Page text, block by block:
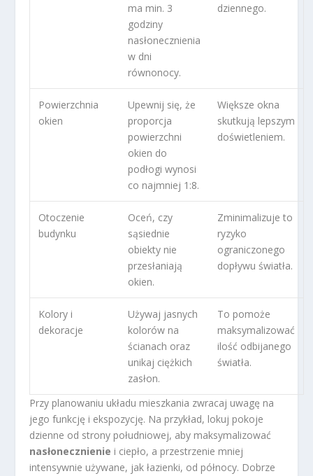
ma min. 3
godziny
nasłonecznienia
w dni
równonocy.
dziennego.
Powierzchnia
okien
Upewnij się, że
proporcja
powierzchni
okien do
podłogi wynosi
co najmniej 1:8.
Większe okna
skutkują lepszym
doświetleniem.
Otoczenie
budynku
Oceń, czy
sąsiednie
obiekty nie
przesłaniają
okien.
Zminimalizuje to
ryzyko
ograniczonego
dopływu światła.
Kolory i
dekoracje
Używaj jasnych
kolorów na
ścianach oraz
unikaj ciężkich
zasłon.
To pomoże
maksymalizować
ilość odbijanego
światła.
Przy planowaniu układu mieszkania zwracaj uwagę na
jego funkcję i ekspozycję. Na przykład, lokuj pokoje
dzienne od strony południowej, aby maksymalizować
nasłonecznienie i ciepło, a przestrzenie mniej
intensywnie używane, jak łazienki, od północy. Dobrze